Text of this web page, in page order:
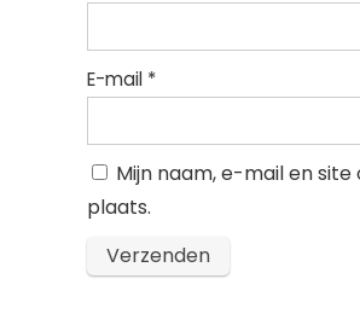
E-mail *
Mijn naam, e-mail en
plaats.